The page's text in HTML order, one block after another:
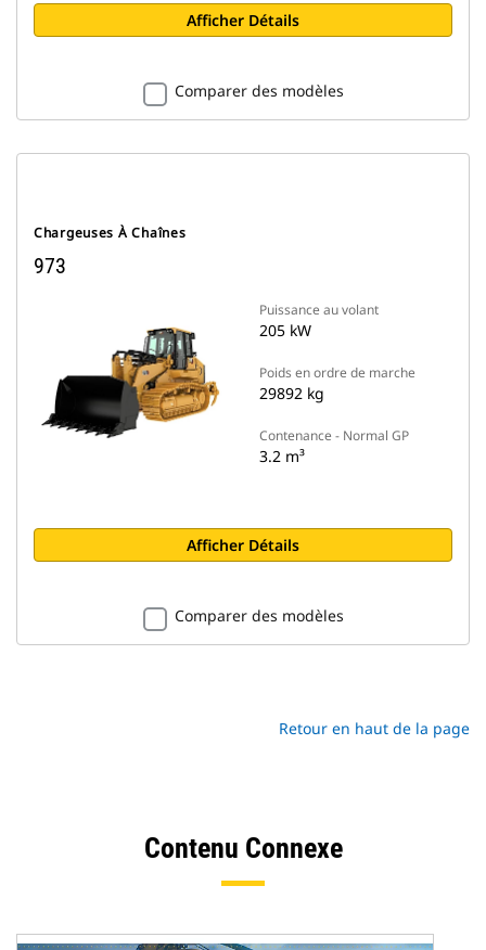
Afficher Détails
Comparer des modèles
Chargeuses À Chaînes
973
Puissance au volant
205 kW
Poids en ordre de marche
29892 kg
Contenance - Normal GP
3.2 m³
Afficher Détails
Comparer des modèles
Retour en haut de la page
Contenu Connexe